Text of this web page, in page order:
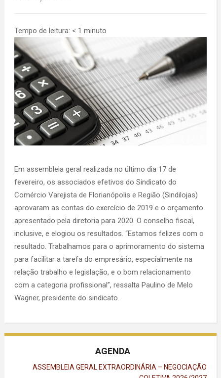
Tempo de leitura: < 1 minuto
Em assembleia geral realizada no último dia 17 de
fevereiro, os associados efetivos do Sindicato do
Comércio Varejista de Florianópolis e Região (Sindilojas)
aprovaram as contas do exercício de 2019 e o orçamento
apresentado pela diretoria para 2020. O conselho fiscal,
inclusive, e elogiou os resultados. “Estamos felizes com o
resultado. Trabalhamos para o aprimoramento do sistema
para facilitar a tarefa do empresário, especialmente na
relação trabalho e legislação, e o bom relacionamento
com a categoria profissional”, ressalta Paulino de Melo
Wagner, presidente do sindicato.
AGENDA
ASSEMBLEIA GERAL EXTRAORDINÁRIA – NEGOCIAÇÃO